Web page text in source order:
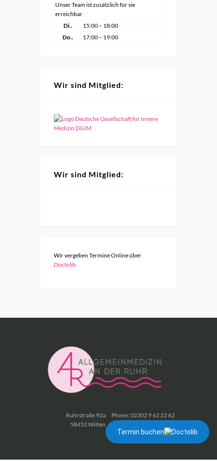
Unser Team ist zusätzlich für sie
erreichbar
Di..
15:00 – 18:00
Do..
17:00 – 19:00
Wir sind Mitglied:
Wir sind Mitglied:
Wir vergeben Termine Online über
Doctolib
Termin buchen
Phone: 02302 9 62 22 62
Fax: 02302 9 62 22 63
Ruhrstraße 92a
58452 Witten